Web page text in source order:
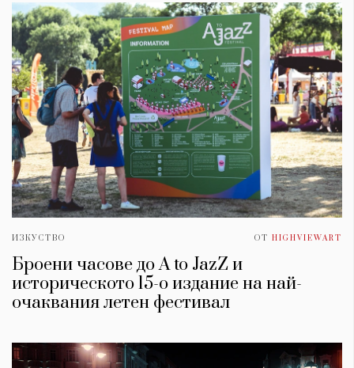
ИЗКУСТВО ОТ HIGHVIEWART
Броени часове до A to JazZ и
историческото 15-о издание на най-
очаквания летен фестивал